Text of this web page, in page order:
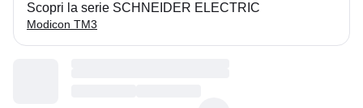
Scopri la serie SCHNEIDER ELECTRIC
Modicon TM3